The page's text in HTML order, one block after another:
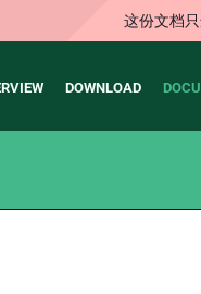
这份文档
DOWNLOAD